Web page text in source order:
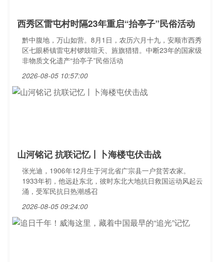
西秀区雷屯村时隔23年重启“抬亭子”民俗活动
黔中腹地，万山如营。8月1日，农历六月十九，安顺市西秀
区七眼桥镇雷屯村锣鼓喧天、旌旗猎猎。中断23年的国家级
非物质文化遗产“抬亭子”民俗活动
2026-08-05 10:57:00
山河铭记 抗联记忆丨卜海楼屯伏击战
张光迪，1906年12月生于河北省广宗县一户贫苦农家。
1933年初，他远赴东北，彼时东北大地抗日救国运动风起云
涌，受军民抗日热潮感召
2026-08-05 09:24:00